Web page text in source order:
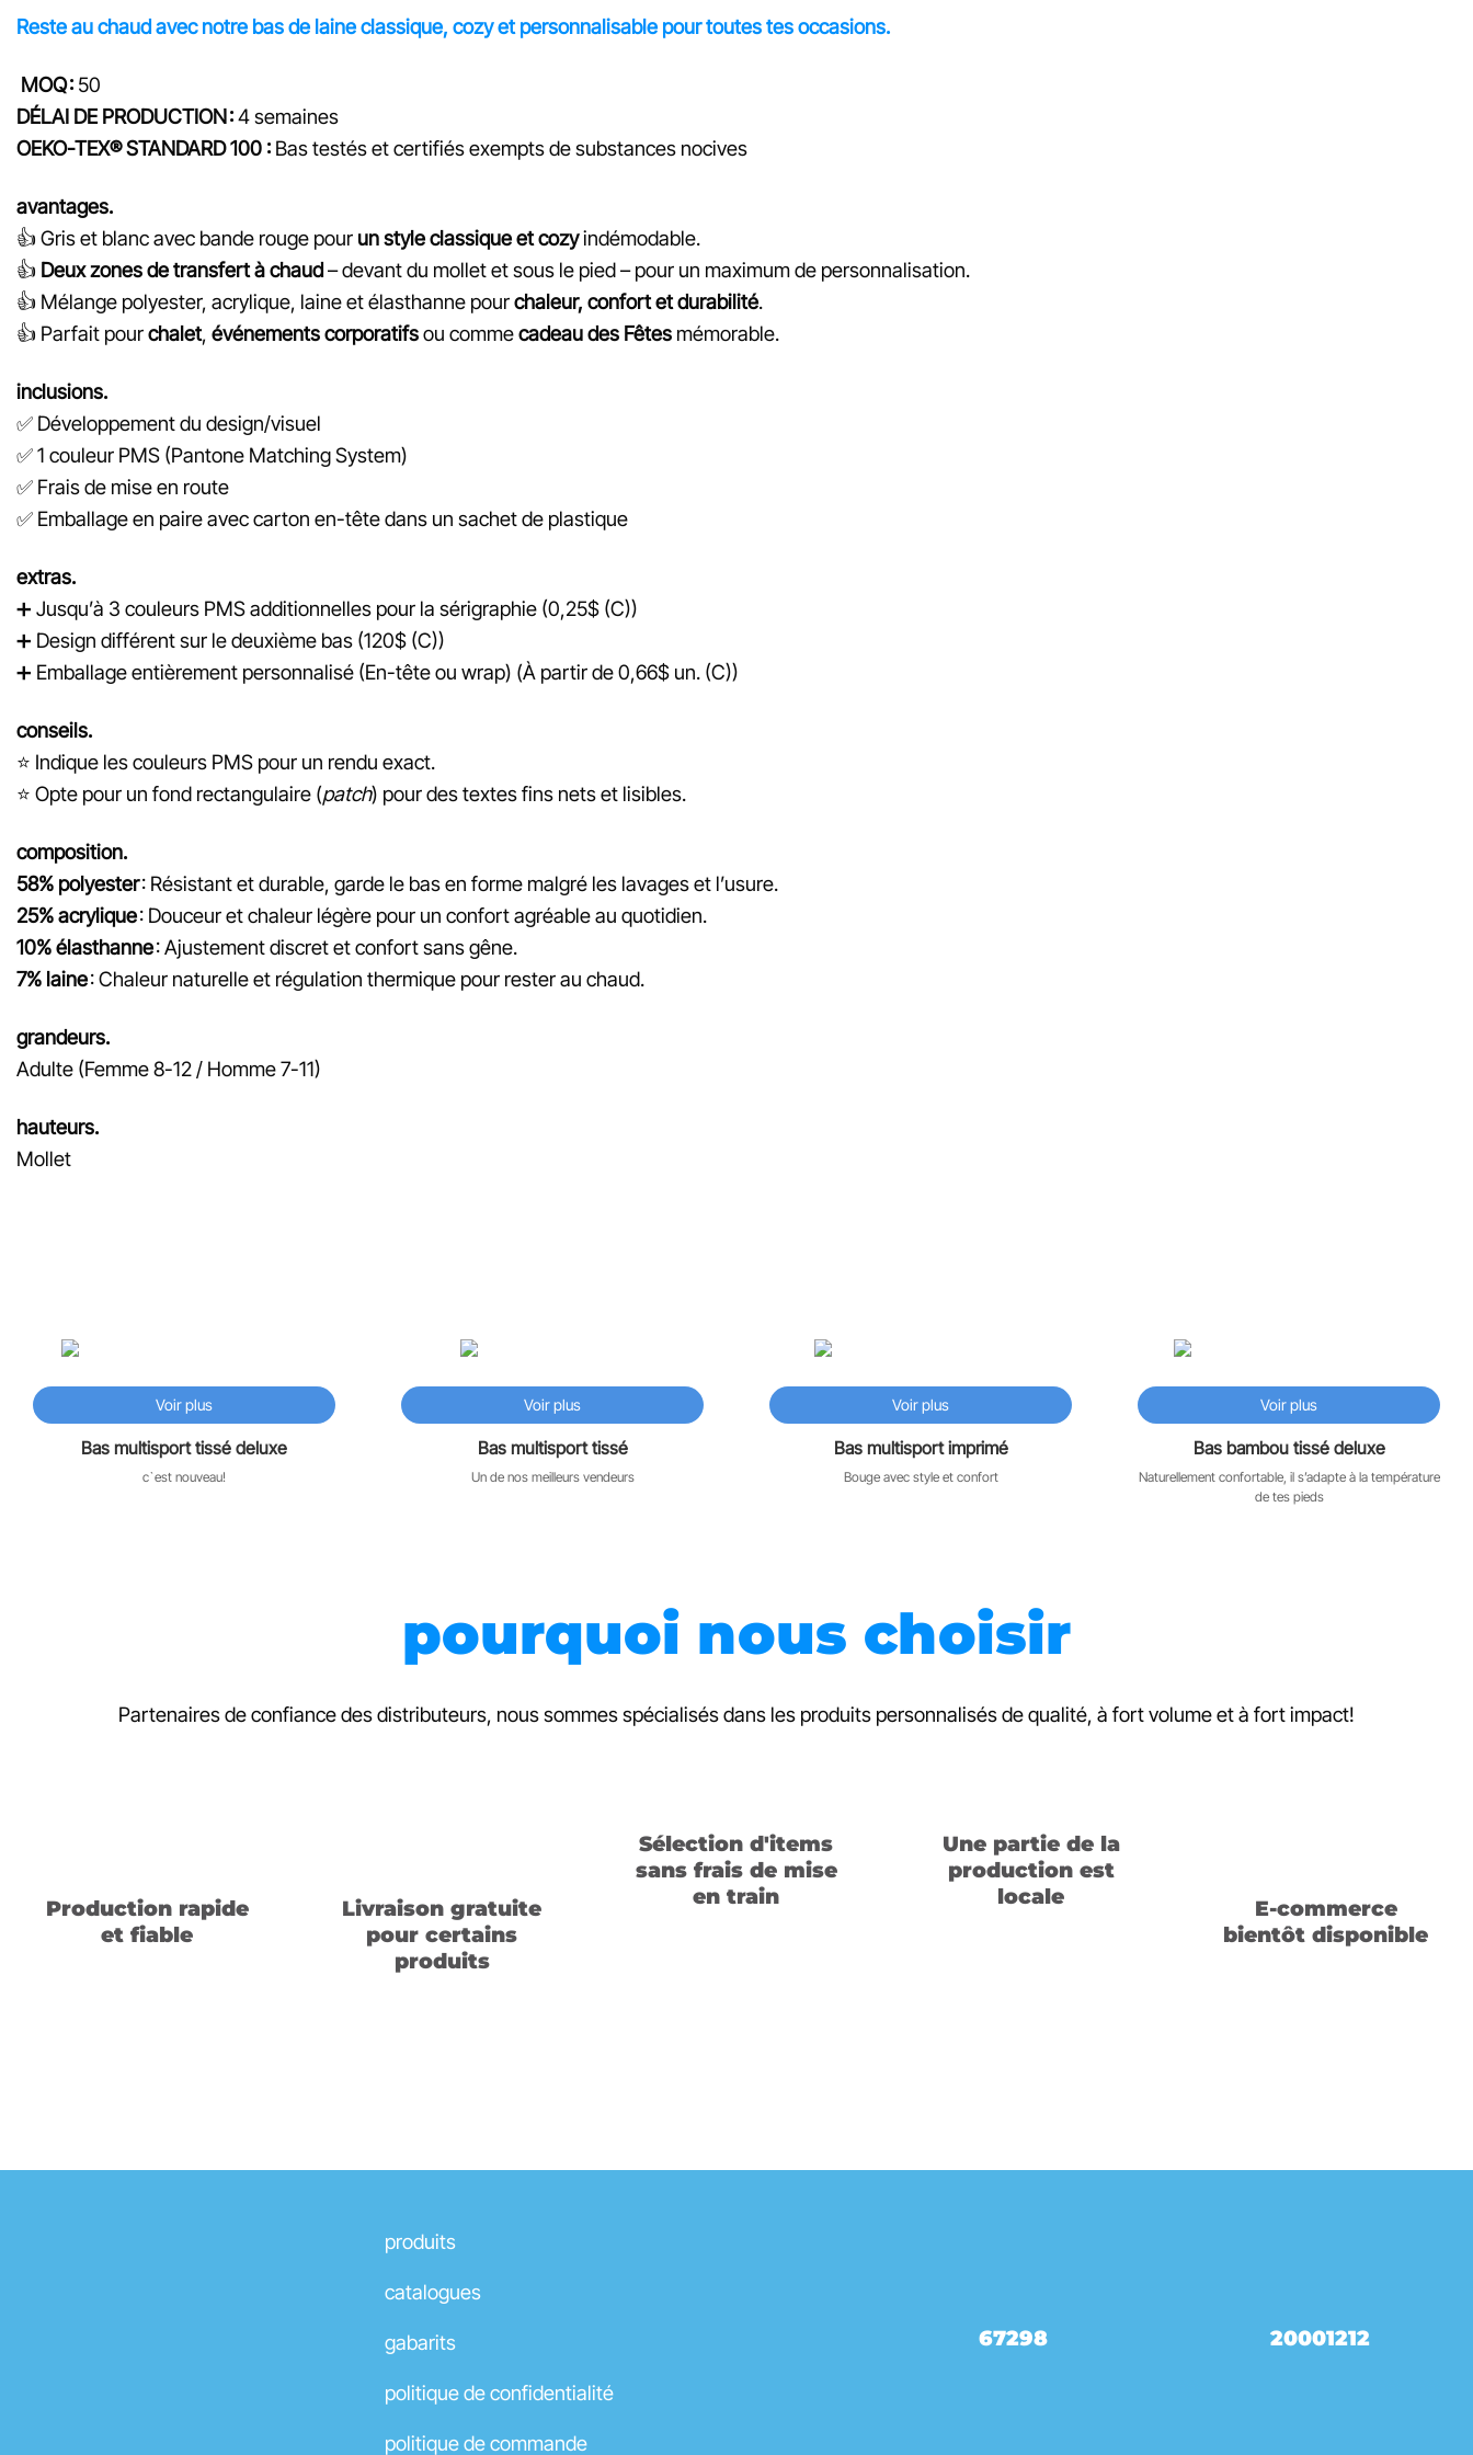
Reste au chaud avec notre bas de laine classique, cozy et personnalisable pour toutes tes occasions.
MOQ : 50
DÉLAI DE PRODUCTION :4 semaines
OEKO-TEX® STANDARD 100 : Bas testés et certifiés exempts de substances nocives
avantages.
👍 Gris et blanc avec bande rouge pour un style classique et cozyindémodable.
👍 Deux zones de transfert à chaud– devant du mollet et sous le pied – pour un maximum de personnalisation.
👍 Mélange polyester, acrylique, laine et élasthanne pourchaleur, confort et durabilité.
👍 Parfait pourchalet, événements corporatifsou commecadeau des Fêtes mémorable.
inclusions.
✅ Développement du design/visuel
✅ 1 couleur PMS (Pantone Matching System)
✅ Frais de mise en route
✅ Emballage en paire avec carton en-tête dans un sachet de plastique
extras.
➕ Jusqu’à 3 couleurs PMS additionnelles pour la sérigraphie (0,25$ (C))
➕ Design différent sur le deuxième bas (120$ (C))
➕ Emballage entièrement personnalisé (En-tête ou wrap) (À partir de 0,66$ un. (C))
conseils.
⭐ Indique les couleurs PMS pour un rendu exact.
⭐ Opte pour un fond rectangulaire (patch) pour des textes fins nets et lisibles.
composition.
58% polyester: Résistant et durable, garde le bas en forme malgré les lavages et l’usure.
25% acrylique: Douceur et chaleur légère pour un confort agréable au quotidien.
10% élasthanne: Ajustement discret et confort sans gêne.
7% laine: Chaleur naturelle et régulation thermique pour rester au chaud.
grandeurs.
Adulte (Femme 8-12 / Homme 7-11)
hauteurs.
Mollet
Voir plus
Bas multisport tissé deluxe
c`est nouveau!
Voir plus
Bas multisport tissé
Un de nos meilleurs vendeurs
Voir plus
Bas multisport imprimé
Bouge avec style et confort
Voir plus
Bas bambou tissé deluxe
Naturellement confortable, il s’adapte à la température
de tes pieds
pourquoi nous choisir
Partenaires de confiance des distributeurs, nous sommes spécialisés dans les produits personnalisés de qualité, à fort volume et à fort impact!
Production rapide
et fiable
Livraison gratuite
pour certains
produits
Sélection d'items
sans frais de mise
en train
Une partie de la
production est
locale
E-commerce
bientôt disponible
produits
catalogues
gabarits
politique de confidentialité
politique de commande
67298 20001212